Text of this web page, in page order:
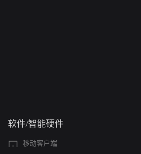
软件/智能硬件
移动客户端